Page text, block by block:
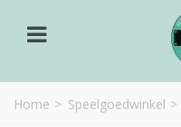
Home > Speelgoedwinkel >